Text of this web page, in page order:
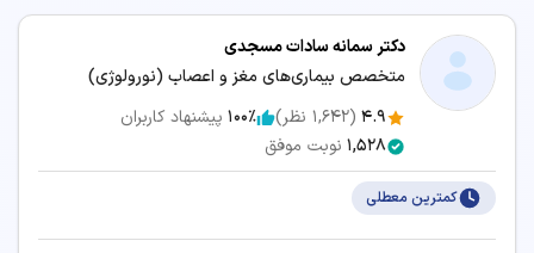
دکتر سمانه سادات مسجدی
متخصص بیماری‌های مغز و اعصاب (نورولوژی)
4.9
(
1,642 نظر) 100٪ پیشنهاد کاربران
1,528 نوبت موفق
کمترین معطلی